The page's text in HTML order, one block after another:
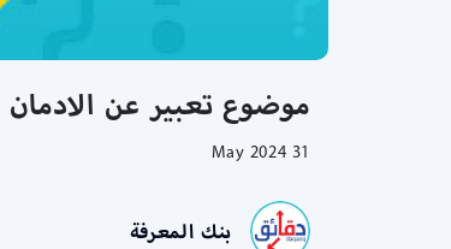
موضوع تعبير عن
31 May 2024
بنك المعرفة